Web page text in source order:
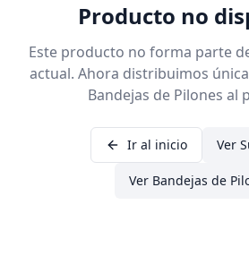
Producto no
Este producto no forma parte
actual. Ahora distribuimos
Bandejas de Pilones al
Ir al inicio Ver
Ver Bandejas de